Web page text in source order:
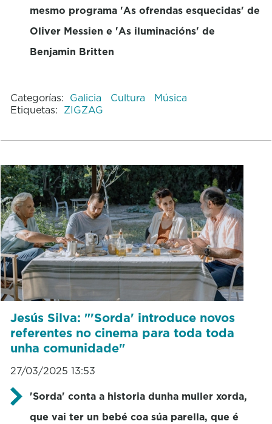
mesmo programa 'As ofrendas esquecidas' de
Oliver Messien e 'As iluminacións' de
Benjamin Britten
Categorías: Galicia Cultura
Música
Etiquetas: ZIGZAG
Jesús Silva: "'Sorda' introduce novos
referentes no cinema para toda toda
unha comunidade"
27/03/2025 13:53
'Sorda' conta a historia dunha muller xorda,
que vai ter un bebé coa súa parella, que é